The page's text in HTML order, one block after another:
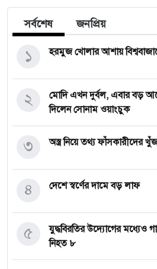
সর্বশেষ জনপ্রিয়
হরমুজ খোলার আশায়
১
মোদি এখন দুর্বল, এবার বড়
দিলেন সোনাম ওয়াংচুক
২
অস্ত্র নিয়ে তথ্য ফাঁসকারীদের
৩
দেশে স্বর্ণের দামে বড় লাফ
৪
যুদ্ধবিরতির উদ্যোগের মধ্যেও
নিহত ৮
৫